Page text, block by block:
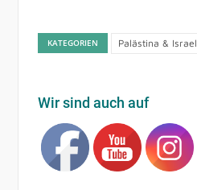
KATEGORIEN Palästina & Israel
Wir sind auch auf